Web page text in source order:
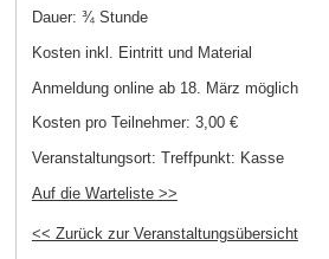
Dauer: ¾ Stunde
Kosten inkl. Eintritt und Material
Anmeldung online ab 18. März möglich
Kosten pro Teilnehmer: 3,00 €
Veranstaltungsort: Treffpunkt: Kasse
Auf die Warteliste >>
<< Zurück zur Veranstaltungsübersicht